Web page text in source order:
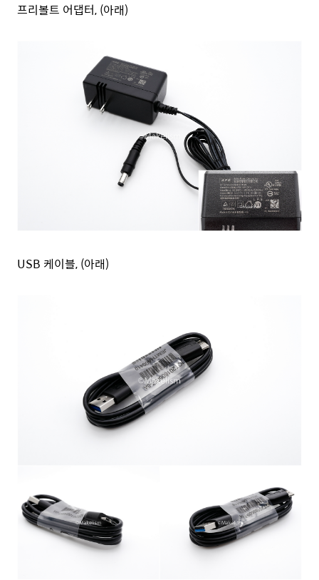
프리볼트 어댑터, (아래)
USB 케이블, (아래)